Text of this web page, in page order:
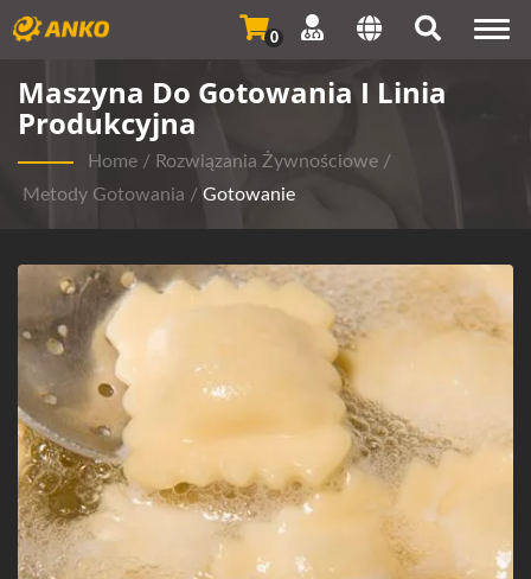
0
Maszyna Do Gotowania I Linia
Produkcyjna
Home / Rozwiązania Żywnościowe /
Metody Gotowania / Gotowanie